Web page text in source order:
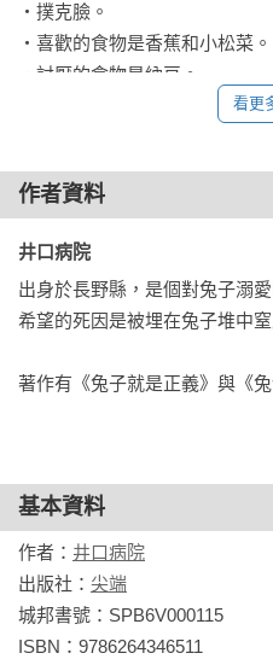
‧撲克臉。
‧喜歡的食物是香蕉和小松菜。
‧討厭的食物是納豆。
香蕉（♂狼手下）
‧喜歡兔子（的部分偶而會跑出
‧其實是個大胃王。
‧負責吐槽。
看更
作者資料
井口病院
出身於長野縣，是個對兔子溺
希望的死因是被埋在兔子堆中窒
著作有《兔子就是正義》與《
基本資料
作者： 井口病院
出版社： 尖端
城邦書號：SPB6V000115
ISBN：9786264346511